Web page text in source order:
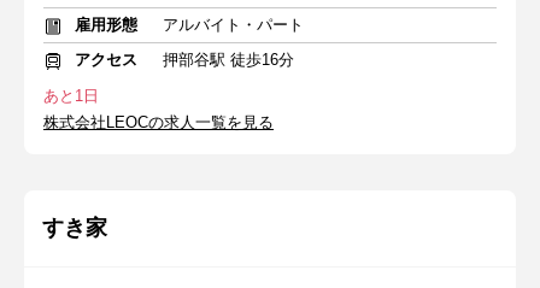
雇用形態
アルバイト・パート
アクセス
押部谷駅 徒歩16分
あと1日
株式会社LEOCの求人一覧を見る
すき家